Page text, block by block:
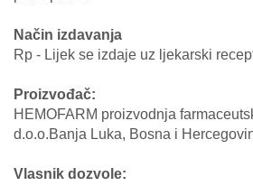
Način izdavanja
Rp - Lijek se izdaje uz ljekarski
Proizvođač:
HEMOFARM proizvodnja
d.o.o.Banja Luka, Bosna i
Vlasnik dozvole: